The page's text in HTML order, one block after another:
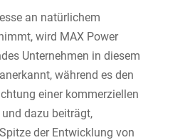
an natürlichem
wird MAX Power
Unternehmen in diesem
während es den
einer kommerziellen
dazu beiträgt,
der Entwicklung von